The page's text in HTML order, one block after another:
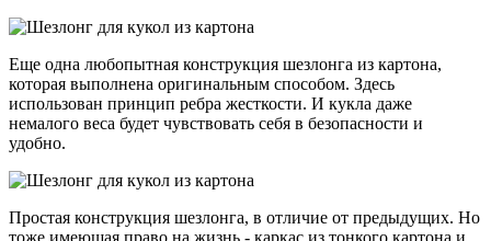
Еще одна любопытная конструкция шезлонга из картона,
которая выполнена оригинальным способом. Здесь
использован принцип ребра жесткости. И кукла даже
немалого веса будет чувствовать себя в безопасности и
удобно.
Простая конструкция шезлонга, в отличие от предыдущих. Но
тоже имеющая право на жизнь - каркас из тонкого картона и